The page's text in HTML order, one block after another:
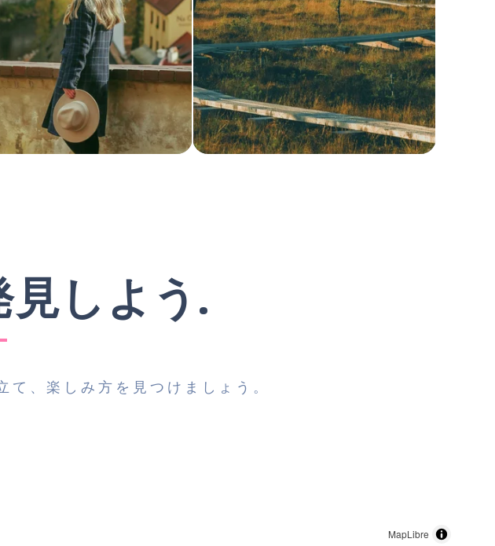
見しよう.
、楽しみ方を見つけましょう。
MapLibre